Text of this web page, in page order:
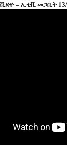
ቪድዮ = ኢቲቪ መጋቢት